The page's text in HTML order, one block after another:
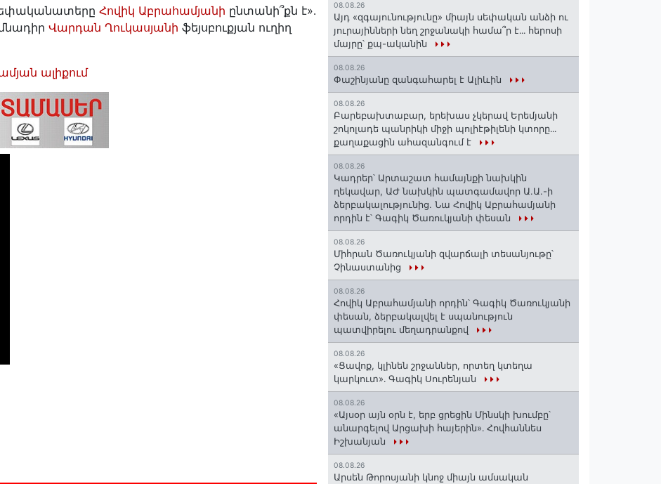
Հովիկ Աբրահամյանի ընտանի՞քն է»․
Վարդան Ղուկասյանի ֆեյսբուքյան ուղիղ
ալիքում
08.08.26
Այդ «զգայունությունը» միայն սեփական անձի ու
յուրայինների նեղ շրջանակի համա՞ր է․․․ հերոսի
մայրը՝ քպ-ականին
08.08.26
Փաշինյանը զանգահարել է Ալիևին
08.08.26
Բարեբախտաբար, երեխաս չկերավ Երեմյանի
շոկոլադե պանրիկի միջի պոլիէթիլենի կտորը․․․
քաղաքացին ահազանգում է
08.08.26
Կադրեր՝ Արտաշատ համայնքի նախկին
ղեկավար, ԱԺ նախկին պատգամավոր Ա.Ա.-ի
ձերբակալությունից. Նա Հովիկ Աբրահամյանի
որդին է՝ Գագիկ Ծառուկյանի փեսան
08.08.26
Միհրան Ծառուկյանի զվարճալի տեսանյութը՝
Չինաստանից
08.08.26
Հովիկ Աբրահամյանի որդին՝ Գագիկ Ծառուկյանի
փեսան, ձերբակալվել է սպանություն
պատվիրելու մեղադրանքով
08.08.26
«Ցավոք, կլինեն շրջաններ, որտեղ կտեղա
կարկուտ»․ Գագիկ Սուրենյան
08.08.26
«Այսօր այն օրն է, երբ ցրեցին Մինսկի խումբը՝
անարգելով Արցախի հայերին»․ Հովհաննես
Իշխանյան
08.08.26
Արսեն Թորոսյանի կնոջ միայն ամսական